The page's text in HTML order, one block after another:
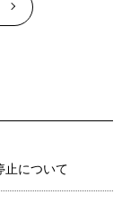
止について